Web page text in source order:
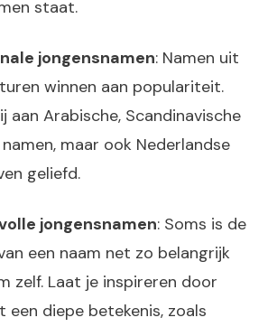
staat.
jongensnamen: Namen uit
winnen aan populariteit.
aan Arabische, Scandinavische
maar ook Nederlandse
geliefd.
jongensnamen: Soms is de
een naam net zo belangrijk
zelf. Laat je inspireren door
een diepe betekenis, zoals